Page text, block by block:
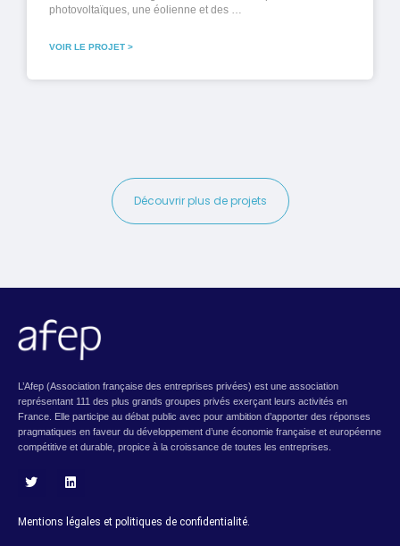
photovoltaïques, une éolienne et des …
VOIR LE PROJET >
Découvrir plus de projets
L’Afep (Association française des entreprises privées) est une association
représentant 111 des plus grands groupes privés exerçant leurs activités en
France. Elle participe au débat public avec pour ambition d’apporter des réponses
pragmatiques en faveur du développement d’une économie française et européenne
compétitive et durable, propice à la croissance de toutes les entreprises.
i
n
k
Mentions légales et politiques de confidentialité.